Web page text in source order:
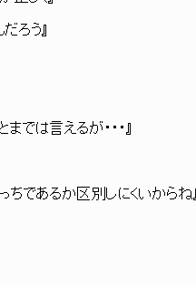
ろう』
は言えるが・・・』
であるか区別しにくいからね』